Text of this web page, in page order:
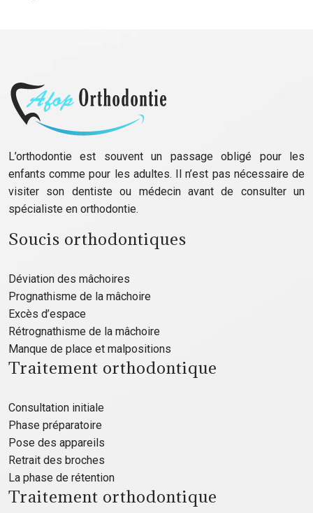
L’orthodontie est souvent un passage obligé pour les
enfants comme pour les adultes. Il n’est pas nécessaire de
visiter son dentiste ou médecin avant de consulter un
spécialiste en orthodontie.
Soucis orthodontiques
Déviation des mâchoires
Prognathisme de la mâchoire
Excès d’espace
Rétrognathisme de la mâchoire
Manque de place et malpositions
Traitement orthodontique
Consultation initiale
Phase préparatoire
Pose des appareils
Retrait des broches
La phase de rétention
Traitement orthodontique